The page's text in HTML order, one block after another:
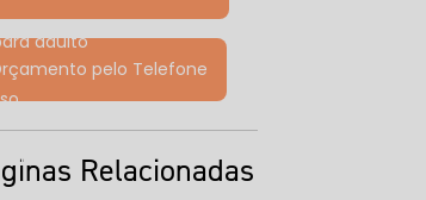
adulto
preço
pelo Telefone
Relacionadas